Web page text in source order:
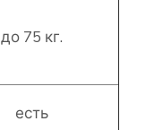
до 75 кг.
есть